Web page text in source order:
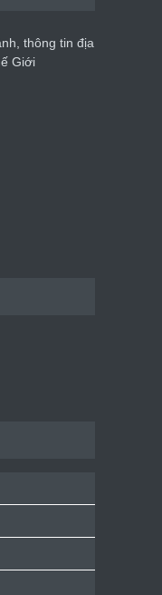
24/04/2020
thông tin địa
Giới